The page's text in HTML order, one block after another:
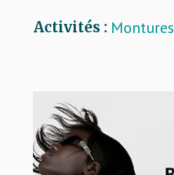
Activités : Montures